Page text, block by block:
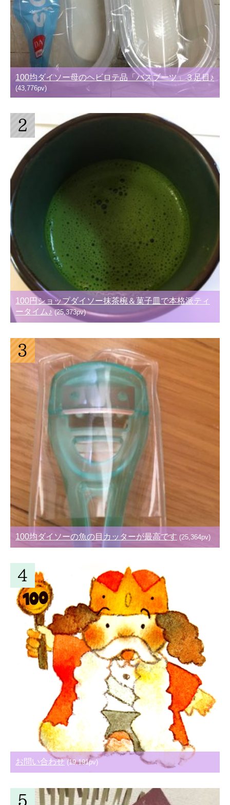
100均ダイソー母のヘビロテ品「バスブーツ」３足目♪
(43,776pv)
100円ショップダイソー抹茶椀＆菓子皿で本格派ティ
ータイム♪ (25,373pv)
100均ダイソーの魚の目カッターが最高です (25,364pv)
お問い合わせ (19,191pv)